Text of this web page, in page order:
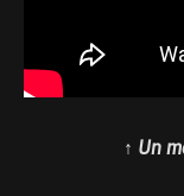
↑ Un